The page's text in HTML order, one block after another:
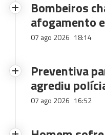
Bombeiros
afogamento
07 ago 2026 18:14
Preventiva
agrediu
07 ago 2026 16:52